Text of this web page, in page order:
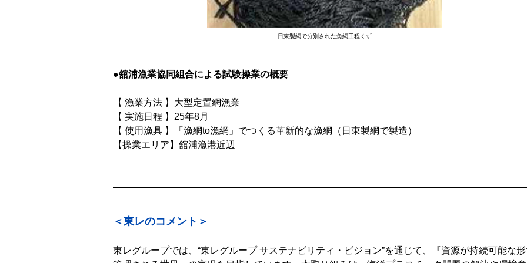
日東製網で分別された魚網工程くず
●舘浦漁業協同組合による試験操業の概要
【 漁業方法 】大型定置網漁業
【 実施日程 】25年8月
【 使用漁具 】「漁網to漁網」でつくる革新的な漁網（日東製網で製造）
【操業エリア】舘浦漁港近辺
＜東レのコメント＞
東レグループでは、“東レグループ サステナビリティ・ビジョン”を通じて、『資源が持続可能な